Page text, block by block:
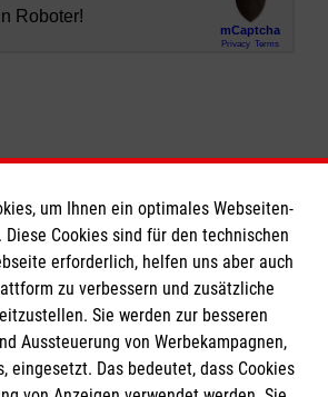
um Ihnen ein optimales Webseiten-
Diese Cookies sind für den technischen
erforderlich, helfen uns aber auch
zu verbessern und zusätzliche
Sie werden zur besseren
Aussteuerung von Werbekampagnen,
eingesetzt. Das bedeutet, dass Cookies